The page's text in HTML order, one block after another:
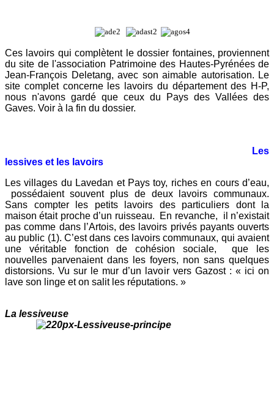
Ces lavoirs qui complètent le dossier fontaines, proviennent
du site de l'association Patrimoine des Hautes-Pyrénées de
Jean-François Deletang, avec son aimable autorisation. Le
site complet concerne les lavoirs du département des H-P,
nous n'avons gardé que ceux du Pays des Vallées des
Gaves. Voir à la fin du dossier.
Les
lessives et les lavoirs
Les villages du Lavedan et Pays toy, riches en cours d’eau,
possédaient souvent plus de deux lavoirs communaux.
Sans compter les petits lavoirs des particuliers dont la
maison était proche d’un ruisseau. En revanche, il n’existait
pas comme dans l’Artois, des lavoirs privés payants ouverts
au public (1). C’est dans ces lavoirs communaux, qui avaient
une véritable fonction de cohésion sociale, que les
nouvelles parvenaient dans les foyers, non sans quelques
distorsions. Vu sur le mur d’un lavoir vers Gazost : « ici on
lave son linge et on salit les réputations. »
La lessiveuse